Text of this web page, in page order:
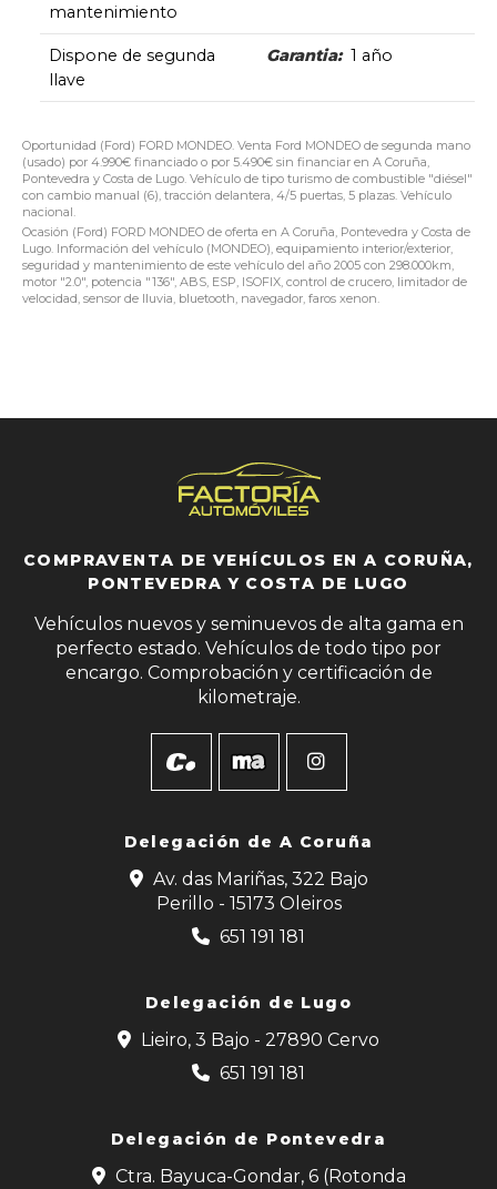
mantenimiento
Dispone de segunda
llave
Garantia: 1 año
Oportunidad (Ford) FORD MONDEO. Venta Ford MONDEO de segunda mano
(usado) por 4.990€ financiado o por 5.490€ sin financiar en A Coruña,
Pontevedra y Costa de Lugo. Vehículo de tipo turismo de combustible "diésel"
con cambio manual (6), tracción delantera, 4/5 puertas, 5 plazas. Vehículo
nacional.
Ocasión (Ford) FORD MONDEO de oferta en A Coruña, Pontevedra y Costa de
Lugo. Información del vehículo (MONDEO), equipamiento interior/exterior,
seguridad y mantenimiento de este vehículo del año 2005 con 298.000km,
motor "2.0", potencia "136", ABS, ESP, ISOFIX, control de crucero, limitador de
velocidad, sensor de lluvia, bluetooth, navegador, faros xenon.
COMPRAVENTA DE VEHÍCULOS EN A CORUÑA,
PONTEVEDRA Y COSTA DE LUGO
Vehículos nuevos y seminuevos de alta gama en
perfecto estado. Vehículos de todo tipo por
encargo. Comprobación y certificación de
kilometraje.
Delegación deA Coruña
Av. das Mariñas, 322 Bajo
Perillo - 15173 Oleiros
651 191 181
Delegación de Lugo
Lieiro, 3 Bajo - 27890 Cervo
651 191 181
Delegación de Pontevedra
Ctra. Bayuca-Gondar, 6 (Rotonda